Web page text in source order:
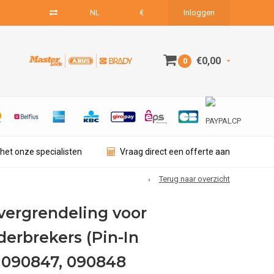
NL € Inloggen
0 €0,00
onze specialisten Vraag direct een offerte aan
Terug naar overzicht
voor
(Pin-In
090848